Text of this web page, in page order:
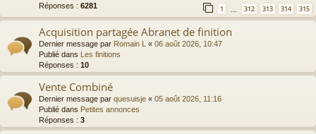
Réponses : 6281 1 … 312 313 314 315
Acquisition partagée Abranet de finition
Dernier message par Romain L « 06 août 2026, 10:47
Publié dans Les finitions
Réponses : 10
Vente Combiné
Dernier message par quesuisje « 05 août 2026, 11:16
Publié dans Petites annonces
Réponses : 3